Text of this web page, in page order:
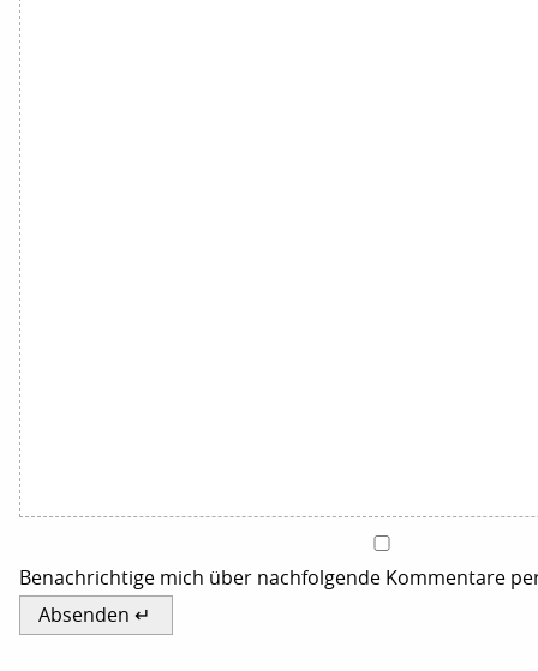
Benachrichtige mich über nachfolgende Kommentare